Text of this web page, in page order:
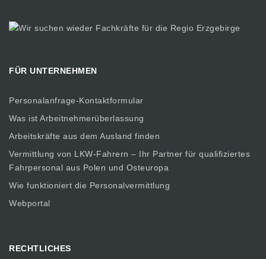
FÜR UNTERNEHMEN
Personalanfrage-Kontaktformular
Was ist Arbeitnehmerüberlassung
Arbeitskräfte aus dem Ausland finden
Vermittlung von LKW-Fahrern – Ihr Partner für qualifiziertes
Fahrpersonal aus Polen und Osteuropa
Wie funktioniert die Personalvermittlung
Webportal
RECHTLICHES